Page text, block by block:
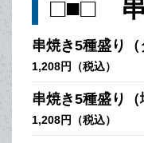
□■□
串焼き5種盛り（
1,208円（税込）
串焼き5種盛り（
1,208円（税込）